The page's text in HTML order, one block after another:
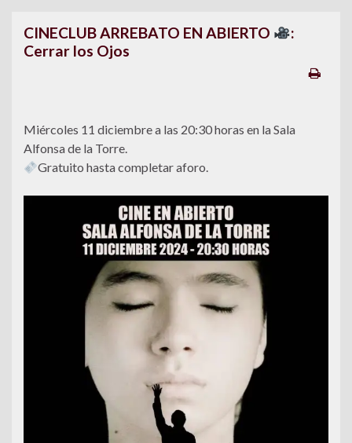
CINECLUB ARREBATO EN ABIERTO
:
Cerrar los Ojos
Miércoles 11 diciembre a las 20:30 horas en la Sala
Alfonsa de la Torre.
Gratuito hasta completar aforo.